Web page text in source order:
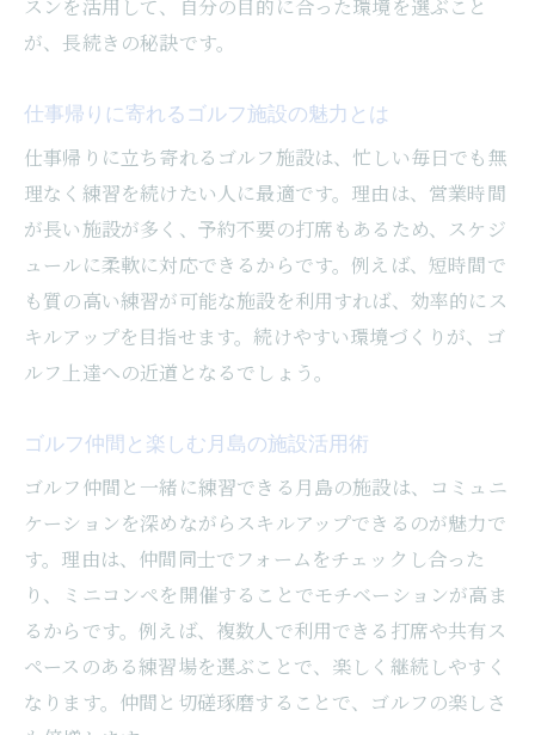
スンを活用して、自分の目的に合った環境を選ぶこと
が、長続きの秘訣です。
仕事帰りに寄れるゴルフ施設の魅力とは
仕事帰りに立ち寄れるゴルフ施設は、忙しい毎日でも無
理なく練習を続けたい人に最適です。理由は、営業時間
が長い施設が多く、予約不要の打席もあるため、スケジ
ュールに柔軟に対応できるからです。例えば、短時間で
も質の高い練習が可能な施設を利用すれば、効率的にス
キルアップを目指せます。続けやすい環境づくりが、ゴ
ルフ上達への近道となるでしょう。
ゴルフ仲間と楽しむ月島の施設活用術
ゴルフ仲間と一緒に練習できる月島の施設は、コミュニ
ケーションを深めながらスキルアップできるのが魅力で
す。理由は、仲間同士でフォームをチェックし合った
り、ミニコンペを開催することでモチベーションが高ま
るからです。例えば、複数人で利用できる打席や共有ス
ペースのある練習場を選ぶことで、楽しく継続しやすく
なります。仲間と切磋琢磨することで、ゴルフの楽しさ